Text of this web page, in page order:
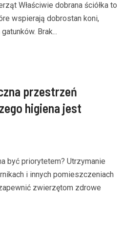
Właściwie dobrana ściółka to
wspierają dobrostan koni,
Brak...
przestrzeń
higiena jest
być priorytetem? Utrzymanie
i innych pomieszczeniach
zwierzętom zdrowe